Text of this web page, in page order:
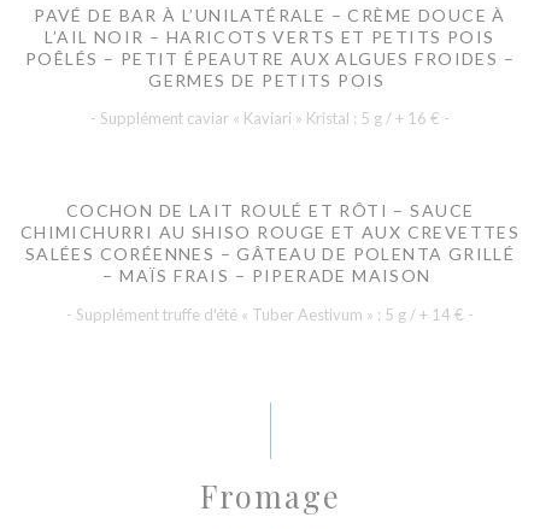
PAVÉ DE BAR À L’UNILATÉRALE – CRÈME DOUCE À
L’AIL NOIR – HARICOTS VERTS ET PETITS POIS
POÊLÉS – PETIT ÉPEAUTRE AUX ALGUES FROIDES –
GERMES DE PETITS POIS
- Supplément caviar « Kaviari » Kristal : 5 g / + 16 € -
COCHON DE LAIT ROULÉ ET RÔTI – SAUCE
CHIMICHURRI AU SHISO ROUGE ET AUX CREVETTES
SALÉES CORÉENNES – GÂTEAU DE POLENTA GRILLÉ
– MAÏS FRAIS – PIPERADE MAISON
- Supplément truffe d'été « Tuber Aestivum » : 5 g / + 14 € -
Fromage